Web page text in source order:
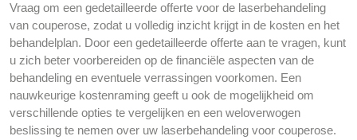
Vraag om een gedetailleerde offerte voor de laserbehandeling
van couperose, zodat u volledig inzicht krijgt in de kosten en het
behandelplan. Door een gedetailleerde offerte aan te vragen, kunt
u zich beter voorbereiden op de financiële aspecten van de
behandeling en eventuele verrassingen voorkomen. Een
nauwkeurige kostenraming geeft u ook de mogelijkheid om
verschillende opties te vergelijken en een weloverwogen
beslissing te nemen over uw laserbehandeling voor couperose.